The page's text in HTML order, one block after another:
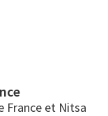
France et Nitsa